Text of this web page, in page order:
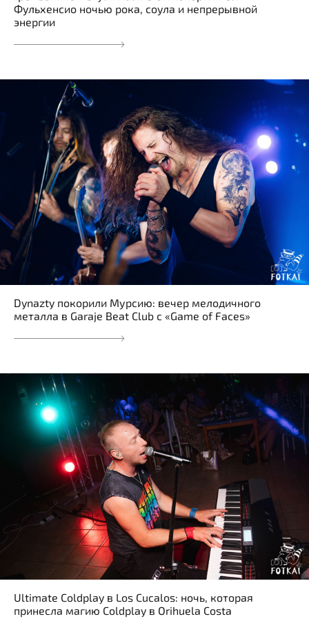
Фульхенсио ночью рока, соула и непрерывной
энергии
Dynazty покорили Мурсию: вечер мелодичного
металла в Garaje Beat Club с «Game of Faces»
Ultimate Coldplay в Los Cucalos: ночь, которая
принесла магию Coldplay в Orihuela Costa